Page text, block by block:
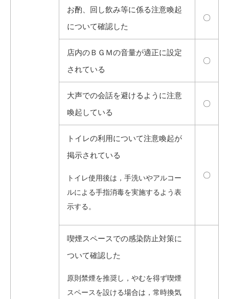
お酌、回し飲み等に係る注意喚起
について確認した
〇
店内のＢＧＭの音量が適正に設定
されている
〇
大声での会話を避けるように注意
喚起している
〇
トイレの利用について注意喚起が
掲示されている
トイレ使用後は，手洗いやアルコー
ルによる手指消毒を実施するよう表
示する。
〇
喫煙スペースでの感染防止対策に
ついて確認した
原則禁煙を推奨し，やむを得ず喫煙
スペースを設ける場合は，常時換気